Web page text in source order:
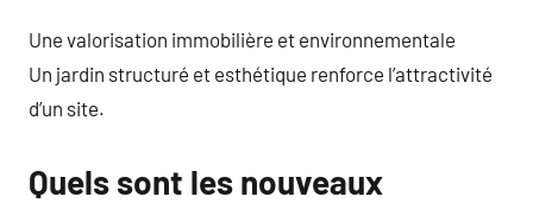
Une valorisation immobilière et environnementale
Un jardin structuré et esthétique renforce l’attractivité
d’un site.
Quels sont les nouveaux